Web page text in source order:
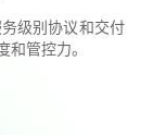
级别协议和交付
和管控力。